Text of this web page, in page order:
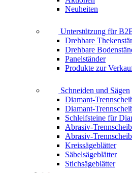
Neuheiten
Unterstützung für
Drehbare
Drehbare
Panelständer
Produkte zur
Schneiden und Sägen
Diamant-
Diamant-
Schleifsteine für
Abrasiv-
Abrasiv-
Kreissägeblätter
Säbelsägeblätter
Stichsägeblätter